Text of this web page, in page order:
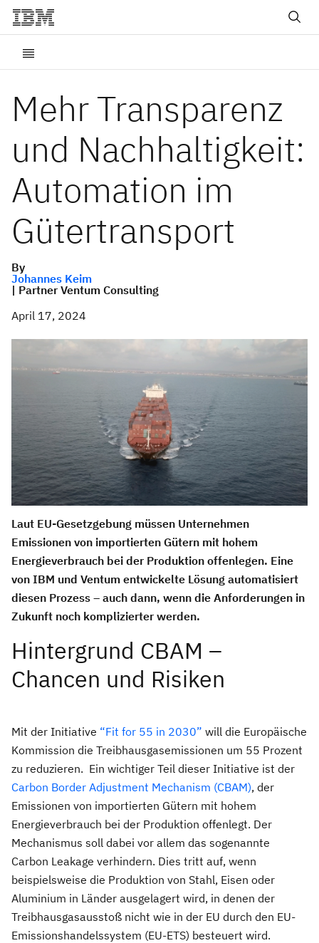
Mehr Transparenz
und Nachhaltigkeit:
Automation im
Gütertransport
By
Johannes Keim
| Partner Ventum Consulting
April 17, 2024
Laut EU-Gesetzgebung müssen Unternehmen
Emissionen von importierten Gütern mit hohem
Energieverbrauch bei der Produktion offenlegen. Eine
von IBM und Ventum entwickelte Lösung automatisiert
diesen Prozess – auch dann, wenn die Anforderungen in
Zukunft noch komplizierter werden.
Hintergrund CBAM –
Chancen und Risiken
Mit der Initiative “Fit for 55 in 2030” will die Europäische
Kommission die Treibhausgasemissionen um 55 Prozent
zu reduzieren. Ein wichtiger Teil dieser Initiative ist der
Carbon Border Adjustment Mechanism (CBAM), der
Emissionen von importierten Gütern mit hohem
Energieverbrauch bei der Produktion offenlegt. Der
Mechanismus soll dabei vor allem das sogenannte
Carbon Leakage verhindern. Dies tritt auf, wenn
beispielsweise die Produktion von Stahl, Eisen oder
Aluminium in Länder ausgelagert wird, in denen der
Treibhausgasausstoß nicht wie in der EU durch den EU-
Emissionshandelssystem (EU-ETS) besteuert wird.